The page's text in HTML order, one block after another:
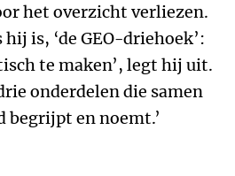
het overzicht verliezen.
is, ‘de GEO-driehoek’:
te maken’, legt hij uit.
onderdelen die samen
begrijpt en noemt.’